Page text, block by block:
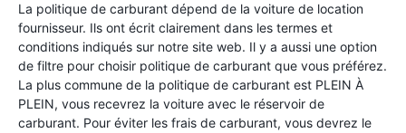
La politique de carburant dépend de la voiture de location
fournisseur. Ils ont écrit clairement dans les termes et
conditions indiqués sur notre site web. Il y a aussi une option
de filtre pour choisir politique de carburant que vous préférez.
La plus commune de la politique de carburant est PLEIN À
PLEIN, vous recevrez la voiture avec le réservoir de
carburant. Pour éviter les frais de carburant, vous devrez le